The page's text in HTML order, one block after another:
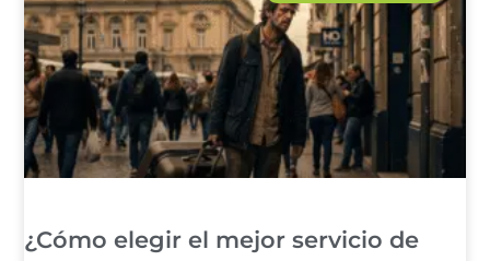
¿Cómo elegir el mejor servicio de